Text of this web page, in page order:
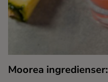
Tequila
Whisky
Moorea ingredienser: